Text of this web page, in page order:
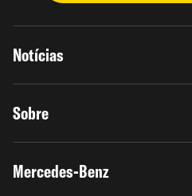
Notícias
Sobre
Mercedes-Benz